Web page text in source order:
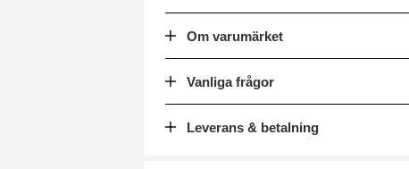
Om varumärket
Vanliga frågor
Leverans & betalning